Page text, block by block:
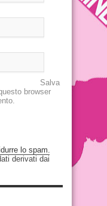
Salva
browser
lo spam.
derivati dai